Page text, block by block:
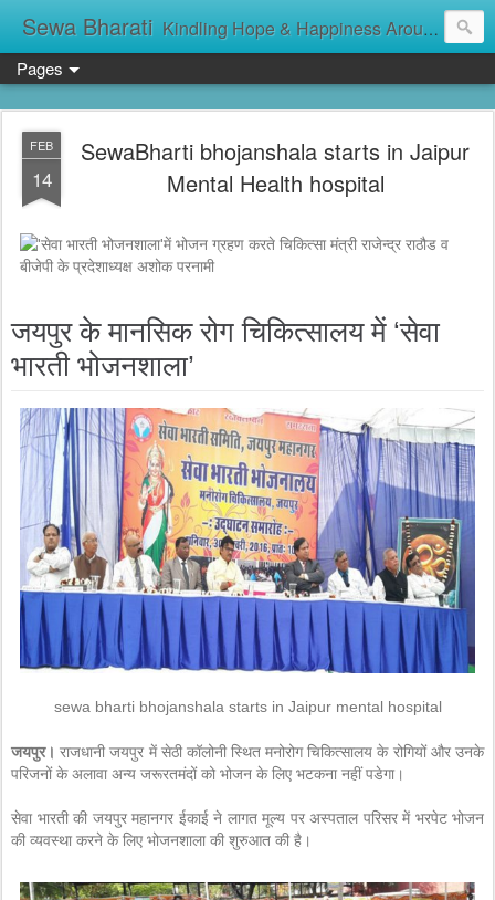
Sewa Bharati Kindling Hope & Happiness Around सेवा भारती சேவாபாரதி సేవా భారతి സേവാഭാരതി સેવા ભારતી সেবা ভাঁরাটি
Pages
FEB
14
SewaBharti bhojanshala starts in Jaipur
Mental Health hospital
जयपुर के मानसिक रोग चिकित्सालय में ‘सेवा
भारती भोजनशाला’
sewa bharti bhojanshala starts in Jaipur mental hospital
जयपुर। राजधानी जयपुर में सेठी कॉलोनी स्थित मनोरोग चिकित्सालय के रोगियों और उनके
परिजनों के अलावा अन्य जरूरतमंदों को भोजन के लिए भटकना नहीं पडेगा।
सेवा भारती की जयपुर महानगर ईकाई ने लागत मूल्य पर अस्पताल परिसर में भरपेट भोजन
की व्यवस्था करने के लिए भोजनशाला की शुरुआत की है।